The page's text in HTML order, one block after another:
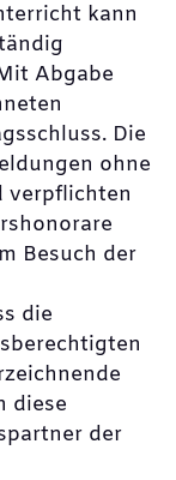
kann
Abgabe
Die
ohne
verpflichten
Besuch der
die
diese
der